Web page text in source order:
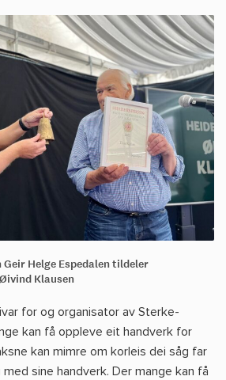
Helge Espedalen tildeler
Klausen
for og organisator av Sterke-
kan få oppleve eit handverk for
kan mimre om korleis dei såg far
sine handverk. Der mange kan få